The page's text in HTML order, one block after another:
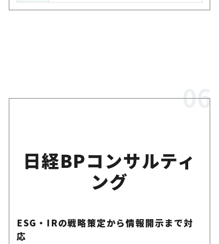
日経BPコンサルティ
ング
ESG・IRの戦略策定から情報開示まで対
応